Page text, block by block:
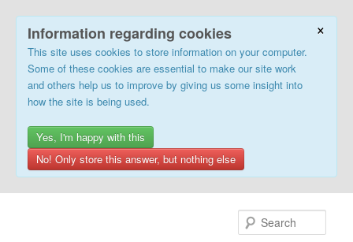
×
Information regarding cookies
This site uses cookies to store information on your computer.
Some of these cookies are essential to make our site work
and others help us to improve by giving us some insight into
how the site is being used.
Yes, I'm happy with this
No! Only store this answer, but nothing else